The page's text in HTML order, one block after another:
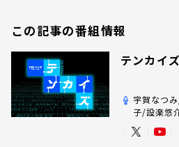
この記事の番組情報
テンカイズ
宇賀なつ
子/設楽悠